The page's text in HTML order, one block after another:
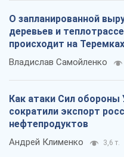
О запланированной
деревьев и
происходит на
Владислав Самойленко
Как атаки Сил обороны
сократили экспорт
нефтепродуктов
Андрей Клименко 3,6 т.